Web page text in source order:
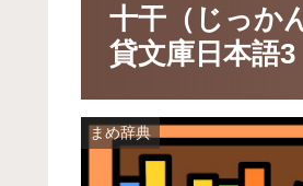
十干（じっか
貸文庫日本語3
まめ辞典